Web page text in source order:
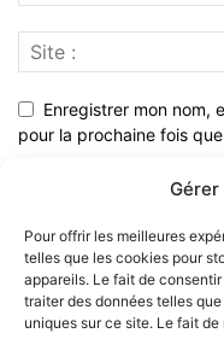
Pour offrir les meilleures
telles que les cookies pour
appareils. Le fait de
traiter des données telles
uniques sur ce site. Le fait
Enregistrer mon nom,
pour la prochaine fois